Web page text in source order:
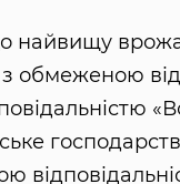
найвищу
обмеженою